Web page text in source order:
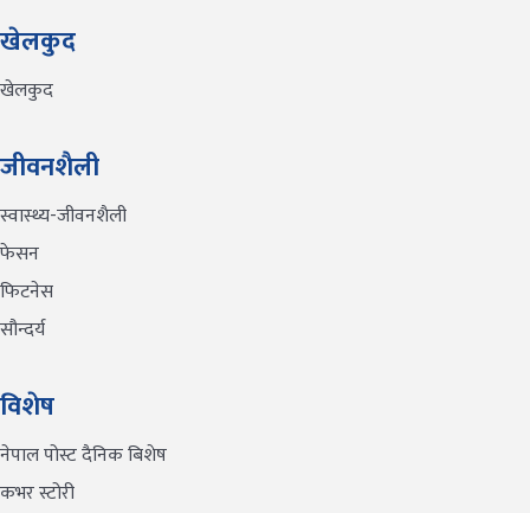
खेलकुद
खेलकुद
जीवनशैली
स्वास्थ्य-जीवनशैली
फेसन
फिटनेस
सौन्दर्य
विशेष
नेपाल पोस्ट दैनिक बिशेष
कभर स्टोरी